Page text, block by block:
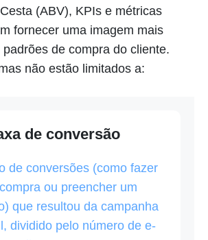
(ABV), KPIs e métricas
fornecer uma imagem mais
de compra do cliente.
não estão limitados a:
de conversão
de conversões (como fazer
ou preencher um
que resultou da campanha
dividido pelo número de e-